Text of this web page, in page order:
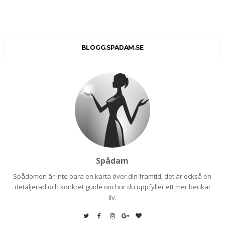
BLOGG.SPADAM.SE
Spådam
Spådomen är inte bara en karta över din framtid, det är också en
detaljerad och konkret guide om hur du uppfyller ett mer berikat
liv.